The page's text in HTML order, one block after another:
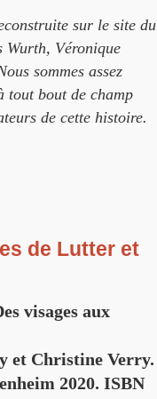
sur le site du
Wurth, Véronique
sommes assez
tout bout de champ
de cette histoire.
de Lutter et
visages aux
et Christine Verry.
2020. ISBN